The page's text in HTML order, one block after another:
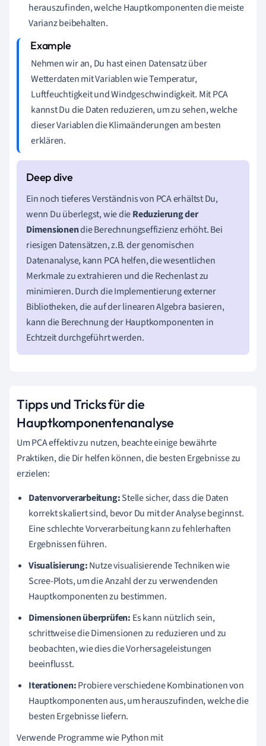
herauszufinden, welche Hauptkomponenten die meiste
Varianz beibehalten.
Nehmen wir an, Du hast einen Datensatz über
Wetterdaten mit Variablen wie Temperatur,
Luftfeuchtigkeit und Windgeschwindigkeit. Mit PCA
kannst Du die Daten reduzieren, um zu sehen, welche
dieser Variablen die Klimaänderungen am besten
erklären.
Ein noch tieferes Verständnis von PCA erhältst Du,
wenn Du überlegst, wie dieReduzierung der
Dimensionendie Berechnungseffizienz erhöht. Bei
riesigen Datensätzen, z.B. der genomischen
Datenanalyse, kann PCA helfen, die wesentlichen
Merkmale zu extrahieren und die Rechenlast zu
minimieren. Durch die Implementierung externer
Bibliotheken, die auf der linearen Algebra basieren,
kann die Berechnung der Hauptkomponenten in
Echtzeit durchgeführt werden.
Tipps und Tricks für die
Hauptkomponentenanalyse
Um PCA effektiv zu nutzen, beachte einige bewährte
Praktiken, die Dir helfen können, die besten Ergebnisse zu
erzielen:
Datenvorverarbeitung:Stelle sicher, dass die Daten
korrekt skaliert sind, bevor Du mit der Analyse beginnst.
Eine schlechte Vorverarbeitung kann zu fehlerhaften
Ergebnissen führen.
Visualisierung:Nutze visualisierende Techniken wie
Scree-Plots, um die Anzahl der zu verwendenden
Hauptkomponenten zu bestimmen.
Dimensionen überprüfen: Es kann nützlich sein,
schrittweise die Dimensionen zu reduzieren und zu
beobachten, wie dies die Vorhersageleistungen
beeinflusst.
Iterationen:Probiere verschiedene Kombinationen von
Hauptkomponenten aus, um herauszufinden, welche die
besten Ergebnisse liefern.
Verwende Programme wie Python mit